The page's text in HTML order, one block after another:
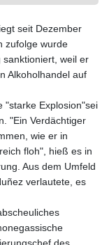
seit Dezember
zufolge wurde
weil er
Alkoholhandel auf
"starke Explosion"sei
"Ein Verdächtiger
wie er in
floh", hieß es in
Aus dem Umfeld
verlautete, es